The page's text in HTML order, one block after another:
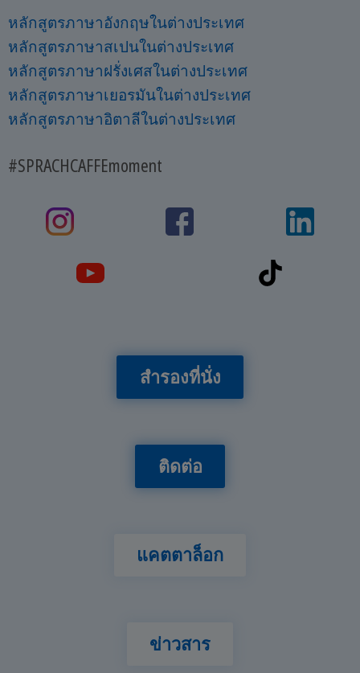
หลักสูตรภาษาอังกฤษในต่างประเทศ
หลักสูตรภาษาสเปนในต่างประเทศ
หลักสูตรภาษาฝรั่งเศสในต่างประเทศ
หลักสูตรภาษาเยอรมันในต่างประเทศ
หลักสูตรภาษาอิตาลีในต่างประเทศ
#SPRACHCAFFEmoment
สำรองที่นั่ง
ติดต่อ
แคตตาล็อก
ข่าวสาร